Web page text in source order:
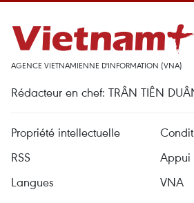
AGENCE VIETNAMIENNE D'INFORMATION (VNA)
Rédacteur en chef: TRÂN TIÊN
Propriété intellectuelle
RSS
Appui
Langues
VNA